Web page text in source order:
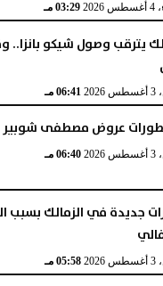
03:29 مـ
يترقب وصول شيكو بانزا..
06:41 مـ
عروض مصطفى شوبير
06:40 مـ
جديدة في الزمالك بسبب
05:58 مـ